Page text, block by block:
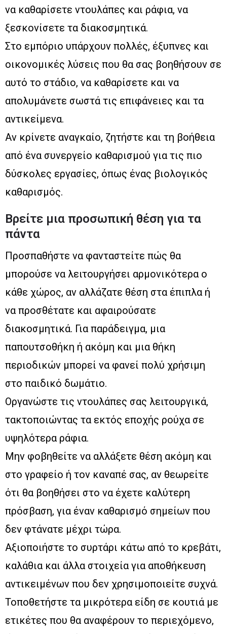
να καθαρίσετε ντουλάπες και ράφια, να
ξεσκονίσετε τα διακοσμητικά.
Στο εμπόριο υπάρχουν πολλές, έξυπνες και
οικονομικές λύσεις που θα σας βοηθήσουν σε
αυτό το στάδιο, να καθαρίσετε και να
απολυμάνετε σωστά τις επιφάνειες και τα
αντικείμενα.
Αν κρίνετε αναγκαίο, ζητήστε και τη βοήθεια
από ένα συνεργείο καθαρισμού για τις πιο
δύσκολες εργασίες, όπως ένας βιολογικός
καθαρισμός.
Βρείτε μια προσωπική θέση για τα
πάντα
Προσπαθήστε να φανταστείτε πώς θα
μπορούσε να λειτουργήσει αρμονικότερα ο
κάθε χώρος, αν αλλάζατε θέση στα έπιπλα ή
να προσθέτατε και αφαιρούσατε
διακοσμητικά. Για παράδειγμα, μια
παπουτσοθήκη ή ακόμη και μια θήκη
περιοδικών μπορεί να φανεί πολύ χρήσιμη
στο παιδικό δωμάτιο.
Οργανώστε τις ντουλάπες σας λειτουργικά,
τακτοποιώντας τα εκτός εποχής ρούχα σε
υψηλότερα ράφια.
Μην φοβηθείτε να αλλάξετε θέση ακόμη και
στο γραφείο ή τον καναπέ σας, αν θεωρείτε
ότι θα βοηθήσει στο να έχετε καλύτερη
πρόσβαση, για έναν καθαρισμό σημείων που
δεν φτάνατε μέχρι τώρα.
Αξιοποιήστε το συρτάρι κάτω από το κρεβάτι,
καλάθια και άλλα στοιχεία για αποθήκευση
αντικειμένων που δεν χρησιμοποιείτε συχνά.
Τοποθετήστε τα μικρότερα είδη σε κουτιά με
ετικέτες που θα αναφέρουν το περιεχόμενο,